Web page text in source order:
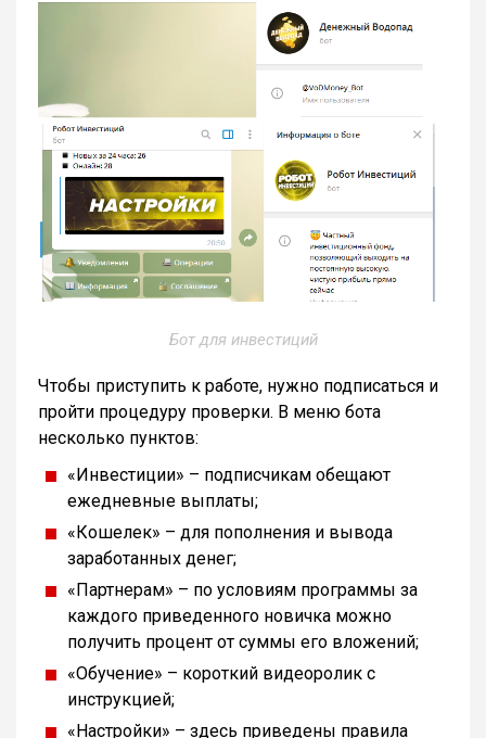
Бот для инвестиций
Чтобы приступить к работе, нужно подписаться и
пройти процедуру проверки. В меню бота
несколько пунктов:
«Инвестиции» – подписчикам обещают
ежедневные выплаты;
«Кошелек» – для пополнения и вывода
заработанных денег;
«Партнерам» – по условиям программы за
каждого приведенного новичка можно
получить процент от суммы его вложений;
«Обучение» – короткий видеоролик с
инструкцией;
«Настройки» – здесь приведены правила